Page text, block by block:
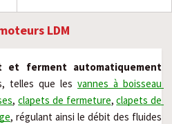
LDM
telles que les vannes à boisseau
, clapets de fermeture, clapets de
, régulant ainsi le débit des fluides